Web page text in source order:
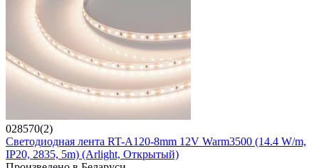
028570(2)
Светодиодная лента RT-A120-8mm 12V Warm3500 (14.4 W/m,
IP20, 2835, 5m) (Arlight, Открытый)